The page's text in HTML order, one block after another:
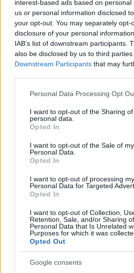
interest-based ads based on
us or personal information disclosed
your opt-out. You may separately opt-
disclosure of your personal
IAB’s list of downstream participants.
also be disclosed by us to third
Downstream Participants that may
Please note that this website/app
not limited to your visit or usage
grant or deny consent to Google and
use your data for below specified
consent section.
Personal Data Processing Opt
I want to opt-out of the Sharing
personal data.
Opted In
I want to opt-out of the Sale of my
Personal Data.
Opted In
I want to opt-out of processing my
Personal Data for Targeted
Opted In
I want to opt-out of Collection,
Retention, Sale, and/or Sharing
Personal Data that Is Unrelated
Purposes for which it was
Opted Out
Google consents
TASTE INSTITUTE (ΙΤΙ)
Η εταιρία εμφιάλωσης νερού
ξεχώρισε πρόσφατα στη
(International Taste Institute)
Superior Taste Award για το
δίρφυς.
ΔΙΑΒΑΣΤΕ ΠΕΡΙΣΣΟΤΕΡΑ >>
ΣΥΜΒΟΎΛΟΥ ΤΗΣ
ΘΕΣΜΌ MANAGER OF
Στην υψηλού επιπέδου
of the Year 2022 βραβεύτηκε ο
Νικόλαος Σέρρας, σε μια
πραγματοποιήθηκε την Τρίτη
2022 στο Μέγαρο Μουσικής